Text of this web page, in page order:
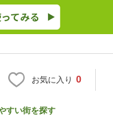
お気に入り 0
すい街を探す